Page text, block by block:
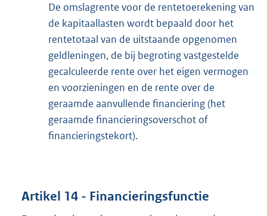
De omslagrente voor de rentetoerekening van
de kapitaallasten wordt bepaald door het
rentetotaal van de uitstaande opgenomen
geldleningen, de bij begroting vastgestelde
gecalculeerde rente over het eigen vermogen
en voorzieningen en de rente over de
geraamde aanvullende financiering (het
geraamde financieringsoverschot of
financieringstekort).
Artikel 14 - Financieringsfunctie